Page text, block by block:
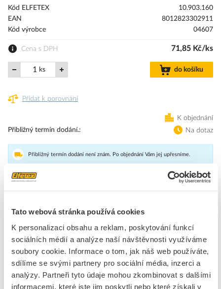
Tato webová stránka používá cookies
K personalizaci obsahu a reklam, poskytování funkcí
sociálních médií a analýze naší návštěvnosti využíváme
soubory cookie. Informace o tom, jak náš web používáte,
sdílíme se svými partnery pro sociální média, inzerci a
analýzy. Partneři tyto údaje mohou zkombinovat s dalšími
informacemi, které jste jim poskytli nebo které získali v
s
Kód ELFETEX
10.903.160
EAN
8012823302911
Kód výrobce
04607
Cena s DPH 71,85 Kč/ks
ks do košíku
Přidat k porovnání
K objednání
Přibližný termín dodání.
Na dotaz
Přibližný termín dodání není znám. Po objednání Vám jej upřesníme.
Značka FINDER
Příslušenství pro spínací relé
Montážní klip pro montáž na DIN lištu